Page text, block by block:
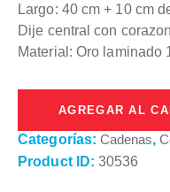
Largo: 40 cm + 10 cm
Dije central con
Material: Oro laminado
AGREGAR AL
Categorías:Cadenas,
Product ID:30536